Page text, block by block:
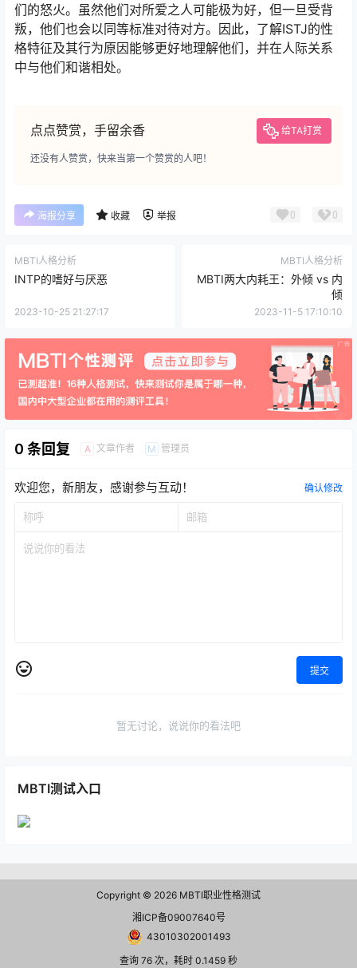
们的怒火。虽然他们对所爱之人可能极为好，但一旦受背
叛，他们也会以同等标准对待对方。因此，了解ISTJ的性
格特征及其行为原因能够更好地理解他们，并在人际关系
中与他们和谐相处。
点点赞赏，手留余香 给TA打赏
还没有人赞赏，快来当第一个赞赏的人吧！
海报分享 收藏 举报 0 0
MBTI人格分析
INTP的嗜好与厌恶
2023-10-25 21:27:17
MBTI人格分析
MBTI两大内耗王：外倾 vs 内
倾
2023-11-5 17:10:10
0 条回复 A 文章作者 M 管理员
欢迎您，新朋友，感谢参与互动！ 确认修改
提交
暂无讨论，说说你的看法吧
MBTI测试入口
Copyright © 2026 MBTI职业性格测试
湘ICP备09007640号
43010302001493
查询 76 次，耗时 0.1459 秒